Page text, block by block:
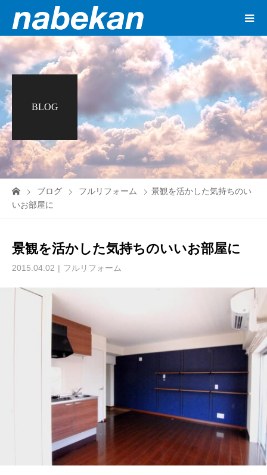
BLOG
ブログ フルリフォーム
景観を活かした気持ちのい
いお部屋に
景観を活かした気持ちのいいお部屋に
2015.04.02 フルリフォーム